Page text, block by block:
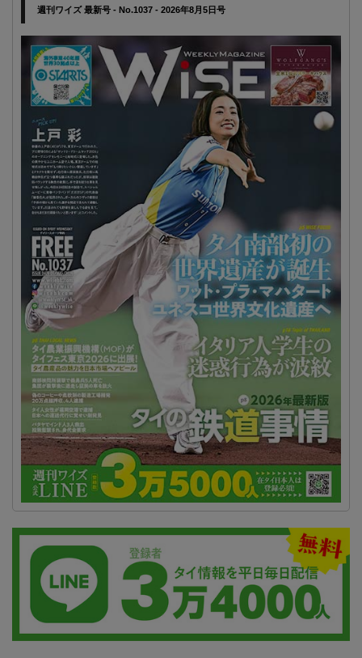
週刊ワイズ 最新号 - No.1037 - 2026年8月5日号